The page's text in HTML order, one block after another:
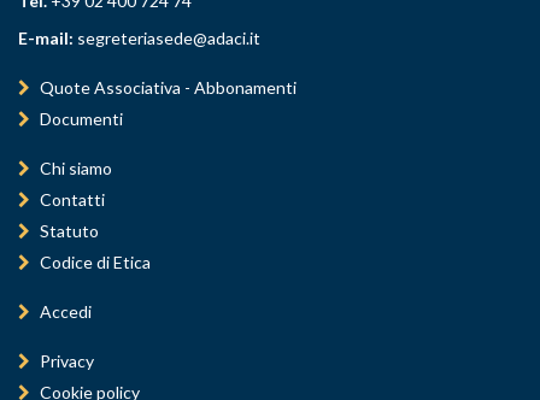
E-mail: segreteriasede@adaci.it
Quote Associativa - Abbonamenti
Documenti
Chi siamo
Contatti
Statuto
Codice di Etica
Accedi
Privacy
Cookie policy